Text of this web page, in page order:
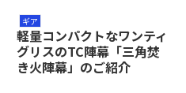
ギア
軽量コンパクトなワンティ
グリスのTC陣幕「三角焚
き火陣幕」のご紹介